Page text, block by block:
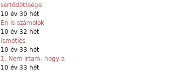
sértődöttsége
10 év 30 hét
Én is számolok
10 év 32 hét
Ismétlés
10 év 33 hét
1. Nem írtam, hogy a
10 év 33 hét